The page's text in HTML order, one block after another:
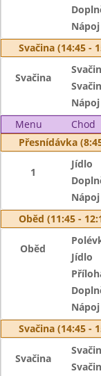
Nápoj
Svačina (14:45 -
Svačina
Nápoj
Menu
Chod
Přesnídávka
1
Jídlo
Nápoj
Oběd (11:45 -
Oběd
Jídlo
Nápoj
Svačina (14:45 -
Svačina